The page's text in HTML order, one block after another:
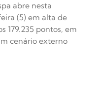
abre nesta
(5) em alta de
179.235 pontos, em
cenário externo